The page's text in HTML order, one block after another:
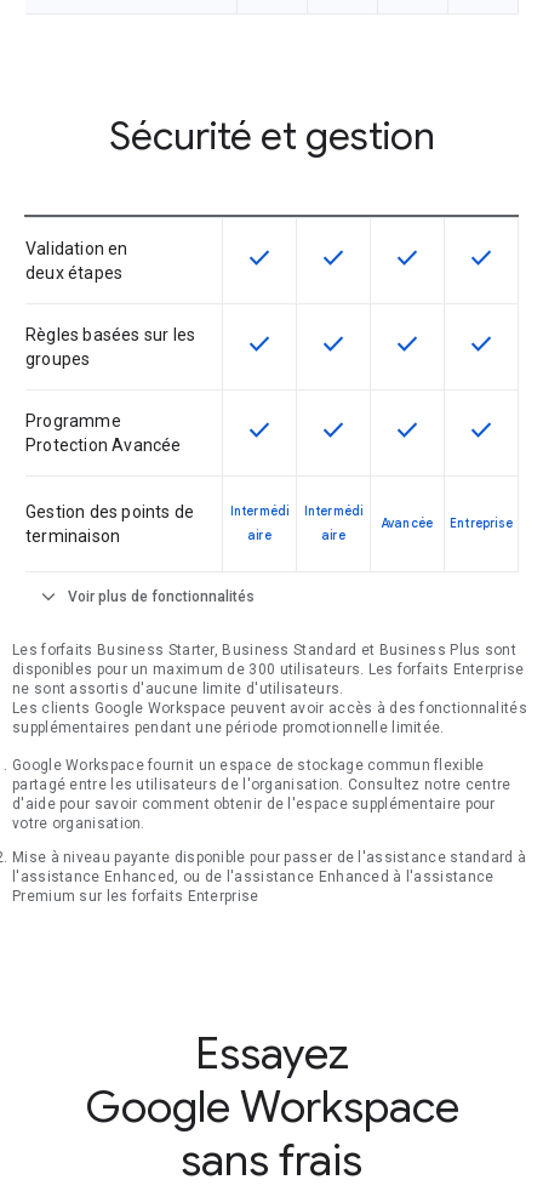
Sécurité et gestion
Validation en
deux étapes
Cette fonctionnalité est disponible
check Cette fonctionnalité est
check Cette
check Cette
check
Règles basées sur les
groupes
Cette fonctionnalité est disponible
check Cette fonctionnalité est
check Cette
check Cette
check
Programme
Protection Avancée
Cette fonctionnalité est disponible
check Cette fonctionnalité est
check Cette
check Cette
check
Gestion des points de
terminaison
Intermédi
aire
Intermédi
aire
Avancée Entreprise
expand_more Voir plus de fonctionnalités
Les forfaits Business Starter, Business Standard et Business Plus sont
disponibles pour un maximum de 300 utilisateurs. Les forfaits Enterprise
ne sont assortis d'aucune limite d'utilisateurs.
Les clients Google Workspace peuvent avoir accès à des fonctionnalités
supplémentaires pendant une période promotionnelle limitée.
Google Workspace fournit un espace de stockage commun flexible
partagé entre les utilisateurs de l'organisation. Consultez notre centre
d'aide pour savoir comment obtenir de l'espace supplémentaire pour
votre organisation.
Mise à niveau payante disponible pour passer de l'assistance standard à
l'assistance Enhanced, ou de l'assistance Enhanced à l'assistance
Premium sur les forfaits Enterprise
Essayez
Google Workspace
sans frais